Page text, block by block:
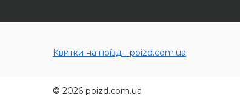
Квитки на поїзд - poizd.com.ua
© 2026 poizd.com.ua